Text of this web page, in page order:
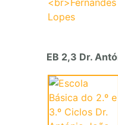
EB 2,3 Dr.